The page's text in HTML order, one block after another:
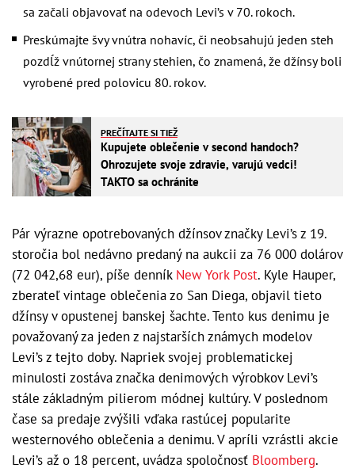
sa začali objavovať na odevoch Levi’s v 70. rokoch.
Preskúmajte švy vnútra nohavíc, či neobsahujú jeden steh
pozdĺž vnútornej strany stehien, čo znamená, že džínsy boli
vyrobené pred polovicu 80. rokov.
PREČÍTAJTE SI TIEŽ
Kupujete oblečenie v second handoch?
Ohrozujete svoje zdravie, varujú vedci!
TAKTO sa ochránite
Pár výrazne opotrebovaných džínsov značky Levi’s z 19.
storočia bol nedávno predaný na aukcii za 76 000 dolárov
(72 042,68 eur), píše denník New York Post. Kyle Hauper,
zberateľ vintage oblečenia zo San Diega, objavil tieto
džínsy v opustenej banskej šachte. Tento kus denimu je
považovaný za jeden z najstarších známych modelov
Levi’s z tejto doby. Napriek svojej problematickej
minulosti zostáva značka denimových výrobkov Levi’s
stále základným pilierom módnej kultúry. V poslednom
čase sa predaje zvýšili vďaka rastúcej popularite
westernového oblečenia a denimu. V apríli vzrástli akcie
Levi’s až o 18 percent, uvádza spoločnosť Bloomberg.